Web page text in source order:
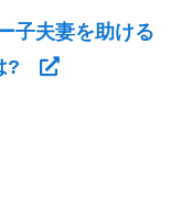
子夫妻を助ける
?